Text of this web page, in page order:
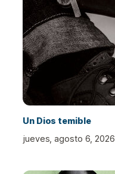
Un Dios temible
jueves, agosto 6, 2026